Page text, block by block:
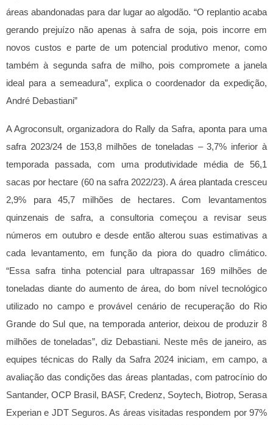
áreas abandonadas para dar lugar ao algodão. “O replantio acaba
gerando prejuízo não apenas à safra de soja, pois incorre em
novos custos e parte de um potencial produtivo menor, como
também à segunda safra de milho, pois compromete a janela
ideal para a semeadura”, explica o coordenador da expedição,
André Debastiani”
A Agroconsult, organizadora do Rally da Safra, aponta para uma
safra 2023/24 de 153,8 milhões de toneladas – 3,7% inferior à
temporada passada, com uma produtividade média de 56,1
sacas por hectare (60 na safra 2022/23). A área plantada cresceu
2,9% para 45,7 milhões de hectares. Com levantamentos
quinzenais de safra, a consultoria começou a revisar seus
números em outubro e desde então alterou suas estimativas a
cada levantamento, em função da piora do quadro climático.
“Essa safra tinha potencial para ultrapassar 169 milhões de
toneladas diante do aumento de área, do bom nível tecnológico
utilizado no campo e provável cenário de recuperação do Rio
Grande do Sul que, na temporada anterior, deixou de produzir 8
milhões de toneladas”, diz Debastiani. Neste mês de janeiro, as
equipes técnicas do Rally da Safra 2024 iniciam, em campo, a
avaliação das condições das áreas plantadas, com patrocínio do
Santander, OCP Brasil, BASF, Credenz, Soytech, Biotrop, Serasa
Experian e JDT Seguros. As áreas visitadas respondem por 97%